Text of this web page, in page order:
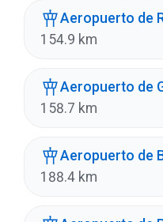
Aeropuerto de
154.9 km
Aeropuerto de
158.7 km
Aeropuerto de
188.4 km